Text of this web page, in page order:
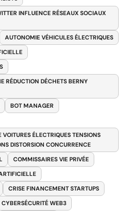
INFLUENCE RÉSEAUX SOCIAUX
AUTONOMIE VÉHICULES ÉLECTRIQUES
RÉDUCTION DÉCHETS BERNY
BOT MANAGER
ÉLECTRIQUES TENSIONS
DISTORSION CONCURRENCE
COMMISSAIRES VIE PRIVÉE
CRISE FINANCEMENT STARTUPS
CYBERSÉCURITÉ WEB3